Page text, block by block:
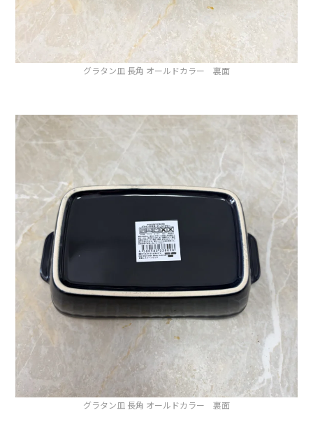
グラタン皿 長角 オールドカラー 裏面
グラタン皿 長角 オールドカラー 裏面